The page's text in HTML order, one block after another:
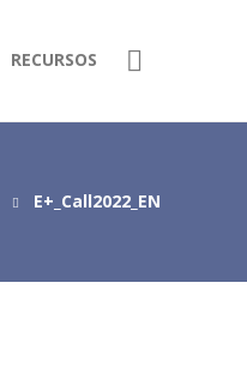
RECURSOS
E+_Call2022_EN